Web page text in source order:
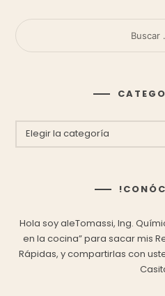
BUSCAR:
Hola soy aleTomassi, Ing.
en la cocina” para sacar mis
Rápidas, y compartirlas con